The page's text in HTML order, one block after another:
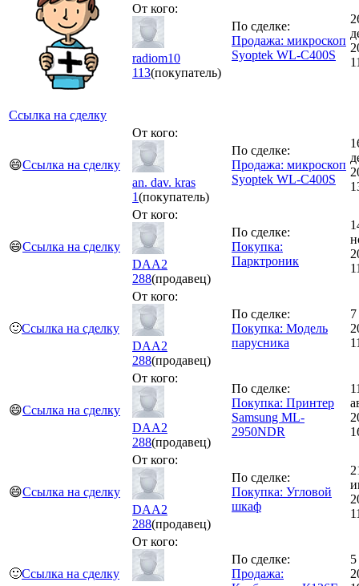
Ссылка на сделку
От кого:
radiom10
113(покупатель)
По сделке:
Продажа: микроскоп
Syoptek WL-C400S
😄Ссылка на сделку
От кого:
an. dav. kras
1(покупатель)
По сделке:
Продажа: микроскоп
Syoptek WL-C400S
😄Ссылка на сделку
От кого:
DAA2
288(продавец)
По сделке:
Покупка:
Парктроник
🙂Ссылка на сделку
От кого:
DAA2
288(продавец)
По сделке:
Покупка: Модель
парусника
😄Ссылка на сделку
От кого:
DAA2
288(продавец)
По сделке:
Покупка: Принтер
Samsung ML-
2950NDR
😄Ссылка на сделку
От кого:
DAA2
288(продавец)
По сделке:
Покупка: Угловой
шкаф
🙂Ссылка на сделку
От кого:
По сделке:
Продажа: